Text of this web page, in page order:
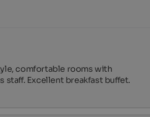
comfortable rooms with
staff. Excellent breakfast buffet.